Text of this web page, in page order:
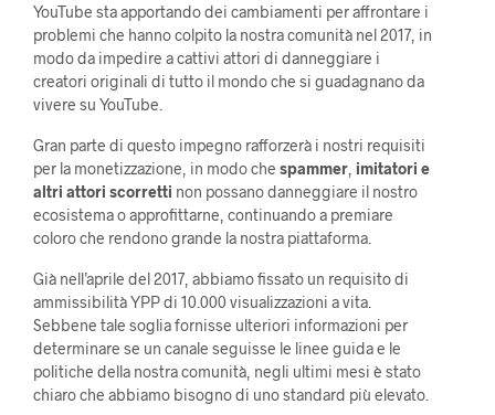
YouTube sta apportando dei cambiamenti per affrontare i
problemi che hanno colpito la nostra comunità nel 2017, in
modo da impedire a cattivi attori di danneggiare i
creatori originali di tutto il mondo che si guadagnano da
vivere su YouTube.
Gran parte di questo impegno rafforzerà i nostri requisiti
per la monetizzazione, in modo che spammer imitatori e
altri attori scorretti non possano danneggiare il nostro
ecosistema o approfittarne, continuando a premiare
coloro che rendono grande la nostra piattaforma.
Già nell’aprile del 2017, abbiamo fissato un requisito di
ammissibilità YPP di 10.000 visualizzazioni a vita.
Sebbene tale soglia fornisse ulteriori informazioni per
determinare se un canale seguisse le linee guida e le
politiche della nostra comunità, negli ultimi mesi è stato
chiaro che abbiamo bisogno di uno standard più elevato.